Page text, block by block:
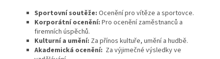
Sportovní soutěže: Ocenění pro vítěze a sportovce.
Korporátní ocenění: Pro ocenění zaměstnanců a
firemních úspěchů.
Kulturní a umění: Za přínos kultuře, umění a hudbě.
Akademická ocenění: Za výjimečné výsledky ve